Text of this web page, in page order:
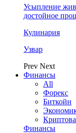
Усыпление
достойное
Кулинария
Узвар
Prev Next
Финансы
All
Форекс
Биткойн
Финансы